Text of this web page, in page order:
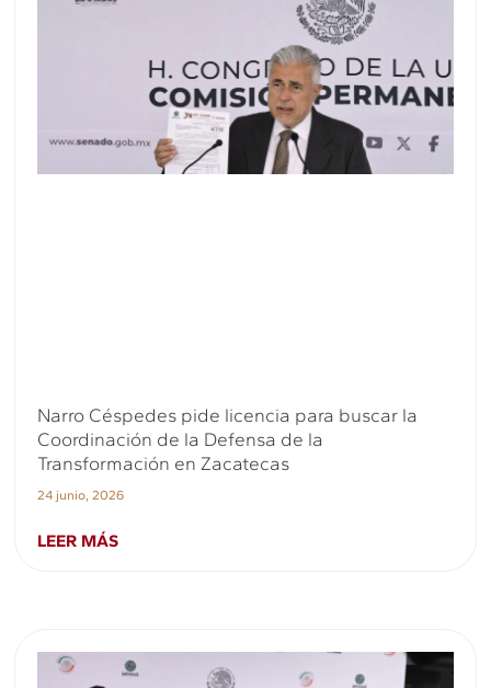
Narro Céspedes pide licencia para buscar la
Coordinación de la Defensa de la
Transformación en Zacatecas
24 junio, 2026
LEER MÁS